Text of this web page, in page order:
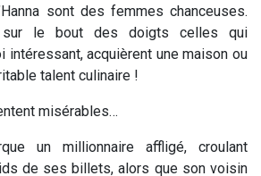
sont des femmes chanceuses.
sur le bout des doigts celles qui
intéressant, acquièrent une maison ou
talent culinaire !
misérables…
un millionnaire affligé, croulant
de ses billets, alors que son voisin